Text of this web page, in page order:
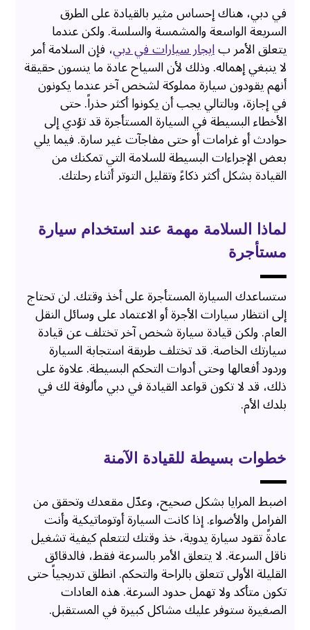
في دبي، هناك إحساس مثير بالقيادة على الطرق
السريعة الواسعة والمشمسة والسلسة. ولكن عندما
يتعلق الأمر بايجار سيارات في دبي، فإن السلامة أمر
لا ينبغي إهماله. وذلك لأن السياح عادة ما ينسون حقيقة
أنهم يقودون سيارة مملوكة لشخص آخر عندما يكونون
في إجازة، وبالتالي يجب أن يكونوا أكثر حذراً. حتى
الأخطاء البسيطة في السيارة المستأجرة قد تؤدي إلى
حوادث أو غرامات أو حتى مفاجآت غير سارة. فيما يلي
بعض الإجراءات البسيطة للسلامة التي تمكنك من
القيادة بشكل أكثر ذكاءً وتقليل التوتر أثناء رحلتك.
لماذا السلامة مهمة عند استخدام سيارة
مستأجرة
ستساعدك السيارة المستأجرة على أخذ وقتك. لن تحتاج
إلى انتظار سيارات الأجرة أو الاعتماد على وسائل النقل
العام. ولكن قيادة سيارة شخص آخر تختلف عن قيادة
سيارتك الخاصة. قد تختلف طريقة استجابة السيارة
وردود أفعالها وحتى أدوات التحكم البسيطة. علاوة على
ذلك، قد لا تكون قواعد القيادة في دبي مألوفة لك في
بلدك الأم.
خطوات بسيطة للقيادة الآمنة
اضبط المرايا بشكل صحيح، وعدّل مقعدك وتحقق من
الفرامل والأضواء. إذا كانت السيارة أوتوماتيكية وأنت
عادةً تقود سيارة يدوية، خذ وقتك لتتعلم كيفية تشغيل
ناقل السرعة. لا يتعلق الأمر بالسرعة فقط، فالدقائق
القليلة الأولى تتعلق بالراحة والتحكم. انطلق تدريجياً حتى
تكون متأكد ولا تهمل حدود السرعة. هذه العادات
الصغيرة ستوفر عليك مشاكل كبيرة في المستقبل.